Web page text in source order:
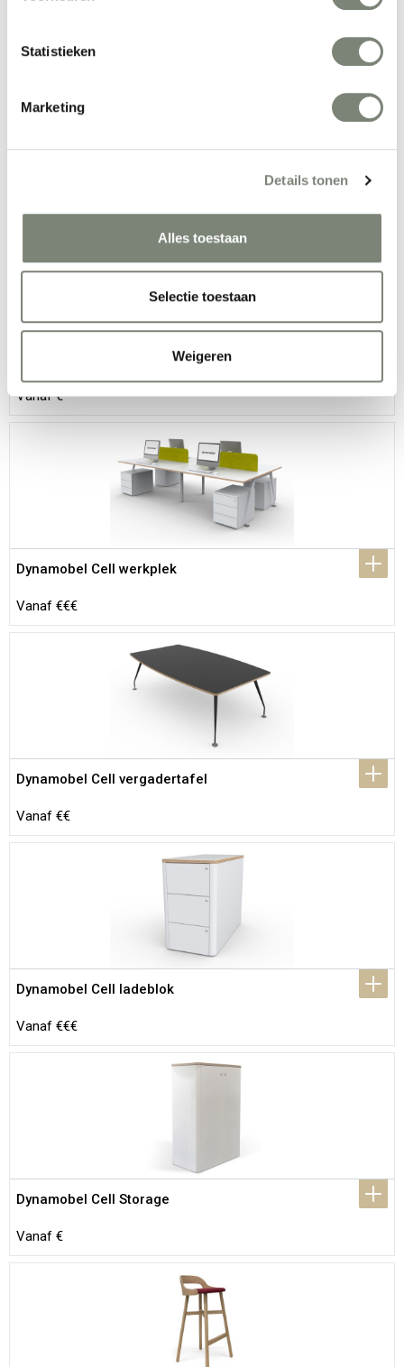
Statistieken
Marketing
Details tonen
Alles toestaan
Selectie toestaan
Weigeren
Dynamobel Viva Multimedia
Vanaf €
Dynamobel Cell werkplek
Vanaf €€€
Dynamobel Cell vergadertafel
Vanaf €€
Dynamobel Cell ladeblok
Vanaf €€€
Dynamobel Cell Storage
Vanaf €